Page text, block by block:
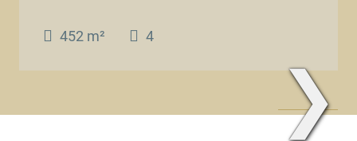
452 m² 4
❯